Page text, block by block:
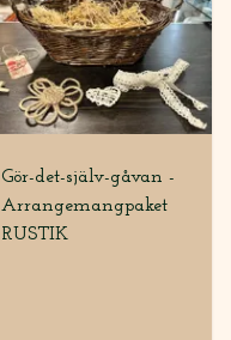
Gör-det-själv-gåvan -
Arrangemangpaket
RUSTIK